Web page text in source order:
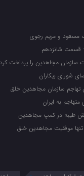
مسعود و مریم رجوی
قسمت شانزدهم
سازمان مجاهدین را پرداخت
شورای بیکاران
تهاجم سازمان مجاهدین خلق
به ایران
طیبه در کمپ مجاهدین
موفقیت مجاهدین خلق